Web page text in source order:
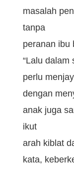
masalah
tanpa
peranan ibu
“Lalu dalam
perlu
dengan
anak juga
ikut
arah kiblat
kata,